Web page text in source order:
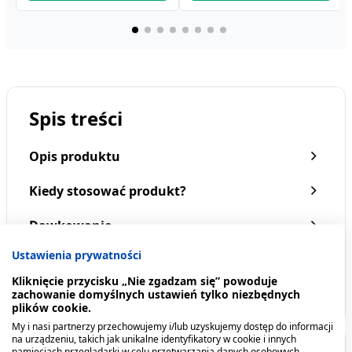
Cetaphil, lekka pianka do
mycia twarzy, 236 ml
48,29 zł
krem do ciała, 453 g
Spis treści
Opis produktu
Kiedy stosować produkt?
Dawkowanie
Co zawiera produkt?
Pokaż więcej
Ustawienia prywatności
Kliknięcie przycisku „Nie zgadzam się” powoduje
zachowanie domyślnych ustawień tylko niezbędnych
plików cookie.
My i nasi partnerzy przechowujemy i/lub uzyskujemy dostęp do informacji
na urządzeniu, takich jak unikalne identyfikatory w cookie i innych